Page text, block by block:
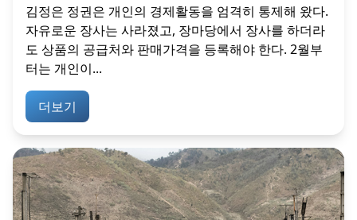
김정은 정권은 개인의 경제활동을 엄격히 통제해 왔다.
자유로운 장사는 사라졌고, 장마당에서 장사를 하더라
도 상품의 공급처와 판매가격을 등록해야 한다. 2월부
터는 개인이...
더보기